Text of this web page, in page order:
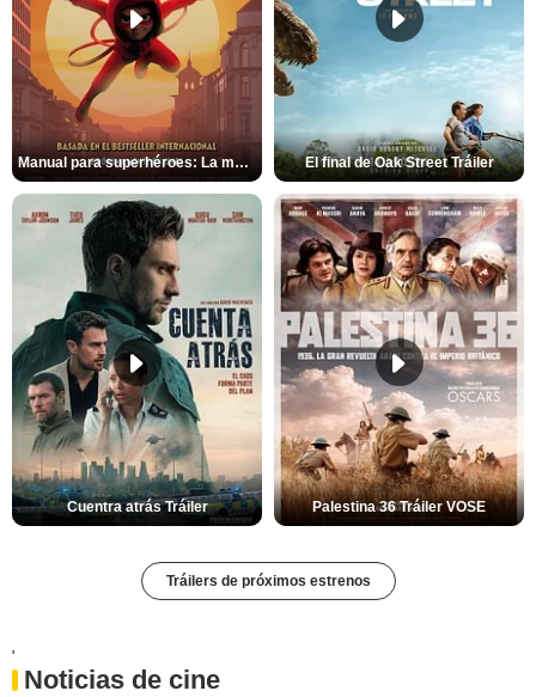
Manual para superhéroes: La máscara roja Tráiler El final de Oak Street Tráiler
Cuentra atrás Tráiler Palestina 36 Tráiler VOSE
Tráilers de próximos estrenos
'
Noticias de cine